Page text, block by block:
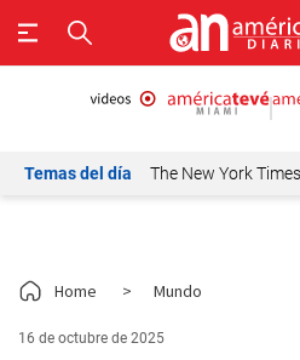
Temas del día The New York Times
Home > Mundo
16 de octubre de 2025